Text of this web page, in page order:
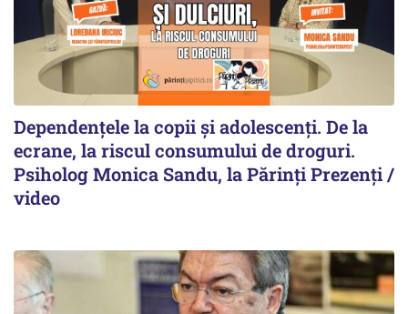
Dependențele la copii și adolescenți. De la
ecrane, la riscul consumului de droguri.
Psiholog Monica Sandu, la Părinți Prezenți /
video